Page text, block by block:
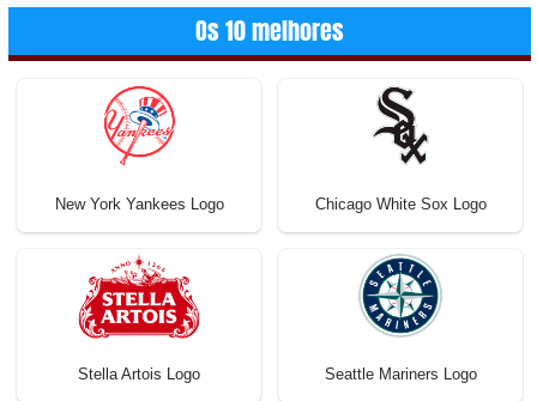
Os 10 melhores
New York Yankees Logo Chicago White Sox Logo
Stella Artois Logo Seattle Mariners Logo